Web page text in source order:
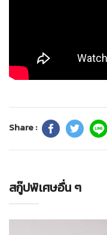
Share :
สกู๊ปพิเศษอื่น ๆ